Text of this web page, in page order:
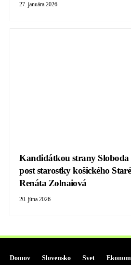
27. januára 2026
Kandidátkou strany Sloboda
post starostky košického
Renáta Zolnaiová
20. júna 2026
Domov Slovensko Svet